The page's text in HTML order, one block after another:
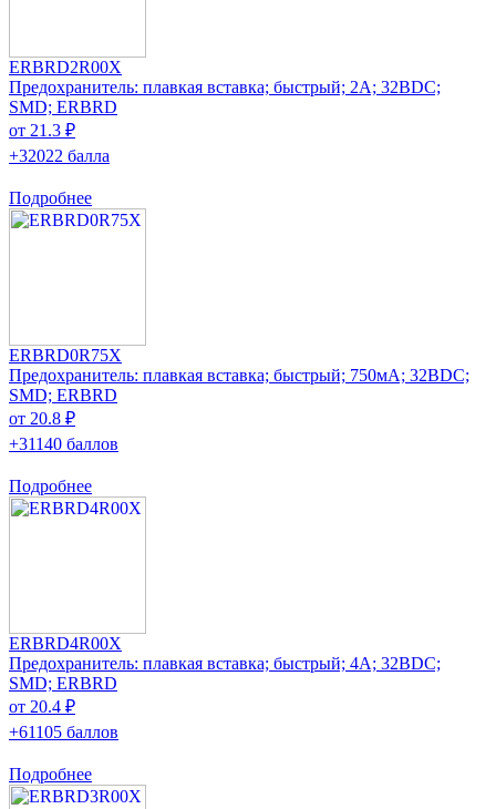
ERBRD2R00X
Предохранитель: плавкая вставка; быстрый; 2А; 32ВDC;
SMD; ERBRD
от 21.3 ₽
+32022 балла
Подробнее
ERBRD0R75X
Предохранитель: плавкая вставка; быстрый; 750мА; 32ВDC;
SMD; ERBRD
от 20.8 ₽
+31140 баллов
Подробнее
ERBRD4R00X
Предохранитель: плавкая вставка; быстрый; 4А; 32ВDC;
SMD; ERBRD
от 20.4 ₽
+61105 баллов
Подробнее